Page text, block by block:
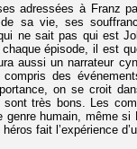
adressées à Franz
sa vie, ses
ne sait pas qui est
épisode, il est
aussi un narrateur
des
on se croit
très bons. Les
humain, même si
fait l’expérience